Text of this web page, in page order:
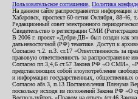
Пользовательское соглашение Политика
На данном сайте распространяется
Хабаровск, проспект 60-летия Октября, 88-46,
Редакционный совет электронного
Свидетельство о регистрации СМИ
В 2006 г. проект «Дебри-ДВ» был создан как
дальневосточной (РФ) тематике. Доступ к
Согласно ч.2. п.3. ст.17 «Ответственность за
правовую ответственность за
Согласно пп.3,4,6 ст.57 Закона РФ «О СМИ»,
представляющих собой злоупотребление
и информация государственных, общественных
Согласно абз.3, п.13 Постановления Пленума
поскольку исходя из положений Закона РФ «О
Воспользуйтесь «Правом на ответ» (ст.46